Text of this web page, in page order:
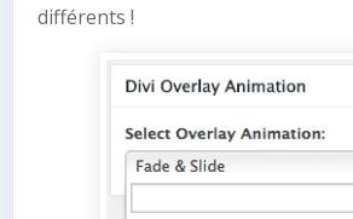
différents !